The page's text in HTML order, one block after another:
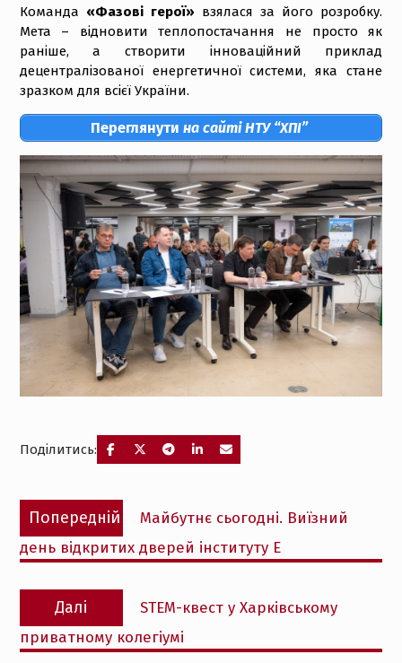
Команда «Фазові герої» взялася за його розробку.
Мета – відновити теплопостачання не просто як
раніше, а створити інноваційний приклад
децентралізованої енергетичної системи, яка стане
зразком для всієї України.
Переглянути на сайті НТУ “ХПІ”
Поділитись:
Навігація
записів
Попередній
Попередній
запис:
Майбутнє сьогодні. Виїзний
день відкритих дверей інституту Е
Далі
Наступний
запис:
STEM-квест у Харківському
приватному колегіумі